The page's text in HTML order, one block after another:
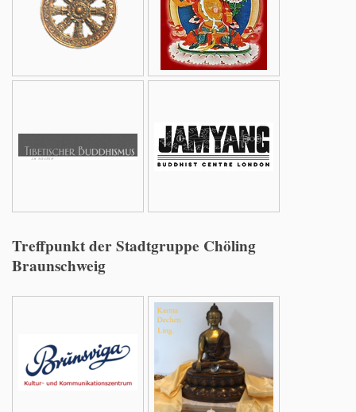
Treffpunkt der Stadtgruppe Chöling
Braunschweig